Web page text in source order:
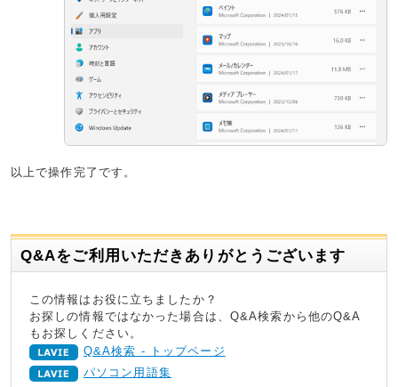
以上で操作完了です。
Q&Aをご利用いただきありがとうございます
この情報はお役に立ちましたか？
お探しの情報ではなかった場合は、Q&A検索から他のQ&A
もお探しください。
Q&A検索 - トップページ
パソコン用語集